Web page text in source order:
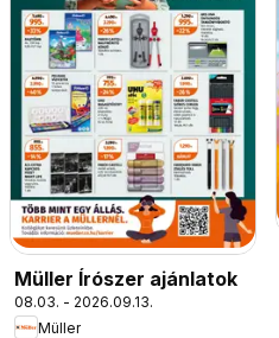
Müller Írószer ajánlatok
08.03. - 2026.09.13.
Müller